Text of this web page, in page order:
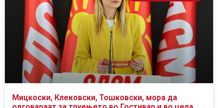
Мицкоски, Клековски, Тошковски, мора да